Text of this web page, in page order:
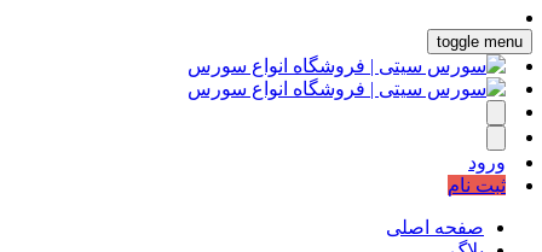
toggle menu
ورود
ثبت نام
صفحه اصلی